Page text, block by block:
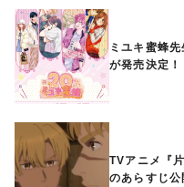
ミユキ蜜蜂
が発売決定
TVアニメ『
のあらすじ